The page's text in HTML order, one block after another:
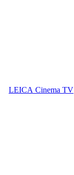
LEICA Cinema TV